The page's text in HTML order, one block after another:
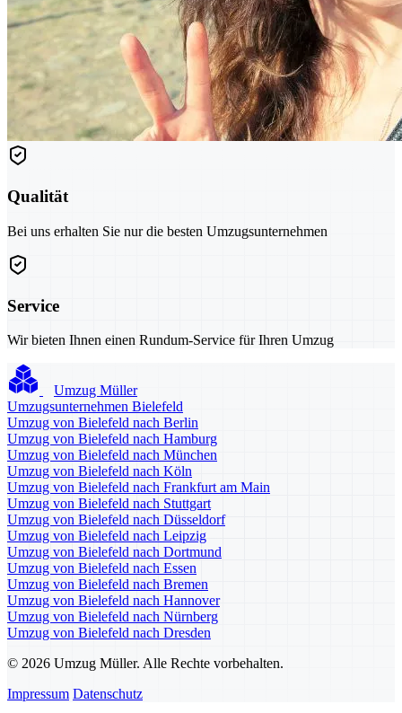
Qualität
Bei uns erhalten Sie nur die besten Umzugsunternehmen
Service
Wir bieten Ihnen einen Rundum-Service für Ihren Umzug
Umzug Müller
Umzugsunternehmen Bielefeld
Umzug von Bielefeld nach Berlin
Umzug von Bielefeld nach Hamburg
Umzug von Bielefeld nach München
Umzug von Bielefeld nach Köln
Umzug von Bielefeld nach Frankfurt am Main
Umzug von Bielefeld nach Stuttgart
Umzug von Bielefeld nach Düsseldorf
Umzug von Bielefeld nach Leipzig
Umzug von Bielefeld nach Dortmund
Umzug von Bielefeld nach Essen
Umzug von Bielefeld nach Bremen
Umzug von Bielefeld nach Hannover
Umzug von Bielefeld nach Nürnberg
Umzug von Bielefeld nach Dresden
© 2026 Umzug Müller. Alle Rechte vorbehalten.
Impressum Datenschutz